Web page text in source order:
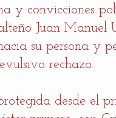
y convicciones
Juan Manuel
su persona y
rechazo.
desde el